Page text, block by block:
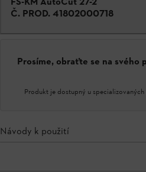
Č. PROD. 41802000718
Prosíme, obraťte se na svého
Produkt je dostupný u
Návody k použití